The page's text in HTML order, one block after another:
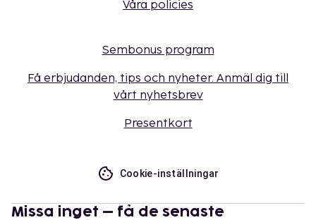
Våra policies
Sembonus program
Få erbjudanden, tips och nyheter. Anmäl dig till
vårt nyhetsbrev
Presentkort
Cookie-inställningar
Missa inget – få de senaste